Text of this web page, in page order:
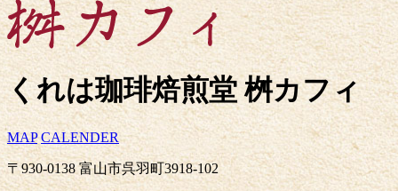
くれは珈琲焙煎堂 桝カフィ
MAP CALENDER
〒930-0138 富山市呉羽町3918-102